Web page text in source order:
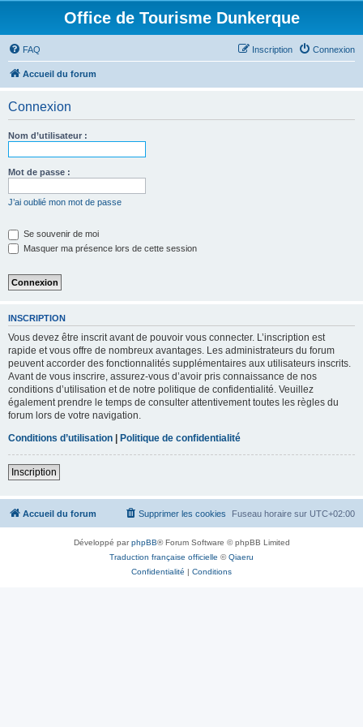
Office de Tourisme Dunkerque
FAQ Connexion
Inscription
Accueil du forum
Connexion
Nom d’utilisateur :
Mot de passe :
J’ai oublié mon mot de passe
Se souvenir de moi
Masquer ma présence lors de cette session
INSCRIPTION
Vous devez être inscrit avant de pouvoir vous connecter. L’inscription est
rapide et vous offre de nombreux avantages. Les administrateurs du forum
peuvent accorder des fonctionnalités supplémentaires aux utilisateurs inscrits.
Avant de vous inscrire, assurez-vous d’avoir pris connaissance de nos
conditions d’utilisation et de notre politique de confidentialité. Veuillez
également prendre le temps de consulter attentivement toutes les règles du
forum lors de votre navigation.
Conditions d’utilisation | Politique de confidentialité
Inscription
Accueil du forum Fuseau horaire sur UTC+02:00
Supprimer les cookies
Développé parphpBB® Forum Software © phpBB Limited
Traduction française officielle ©Qiaeru
Confidentialité | Conditions